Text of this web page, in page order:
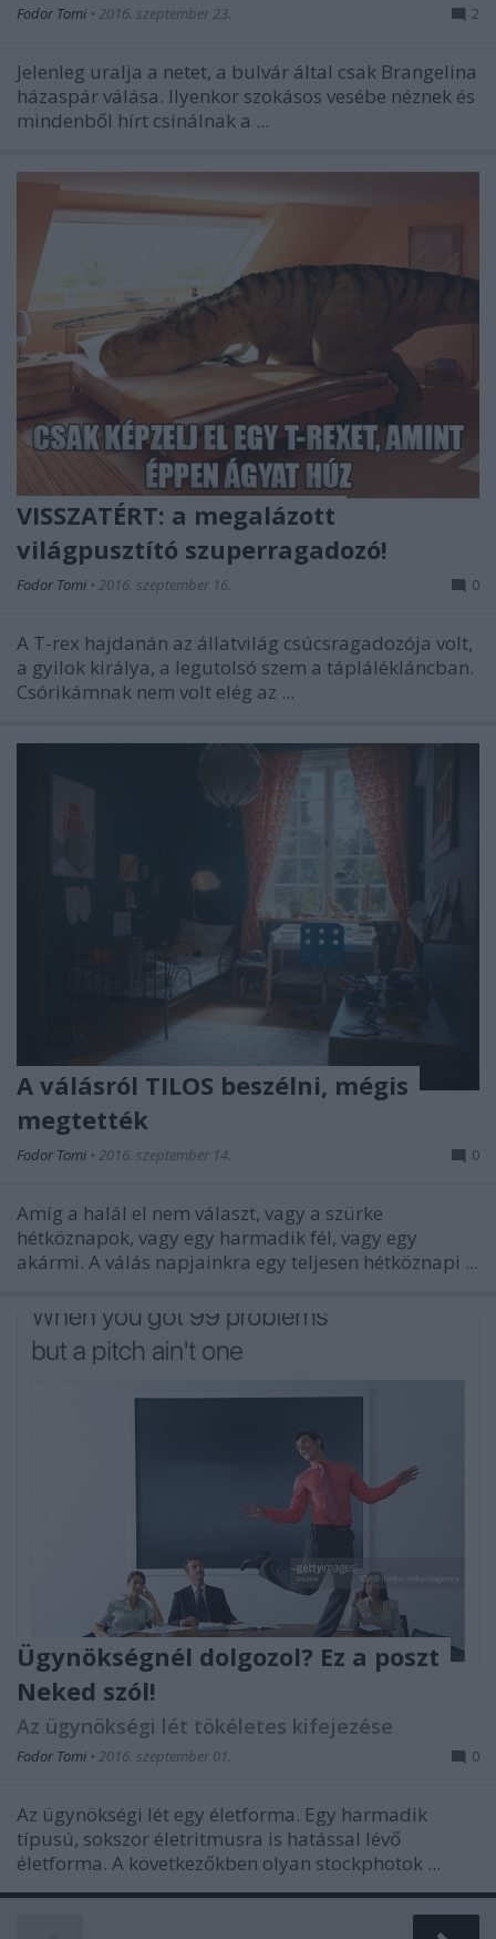
Fodor Tomi • 2016. szeptember 23. 2
Jelenleg uralja a netet, a bulvár által csak Brangelina
házaspár válása. Ilyenkor szokásos vesébe néznek és
mindenből hírt csinálnak a ...
VISSZATÉRT: a megalázott
világpusztító szuperragadozó!
Fodor Tomi • 2016. szeptember 16. 0
A T-rex hajdanán az állatvilág csúcsragadozója volt,
a gyilok királya, a legutolsó szem a táplálékláncban.
Csórikámnak nem volt elég az ...
A válásról TILOS beszélni, mégis
megtették
Fodor Tomi • 2016. szeptember 14. 0
Amíg a halál el nem választ, vagy a szürke
hétköznapok, vagy egy harmadik fél, vagy egy
akármi. A válás napjainkra egy teljesen hétköznapi ...
Ügynökségnél dolgozol? Ez a poszt
Neked szól!
Az ügynökségi lét tökéletes kifejezése
Fodor Tomi • 2016. szeptember 01. 0
Az ügynökségi lét egy életforma. Egy harmadik
típusú, sokszor életritmusra is hatással lévő
életforma. A következőkben olyan stockphotok ...